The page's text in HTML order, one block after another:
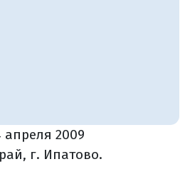
апреля 2009
г. Ипатово.